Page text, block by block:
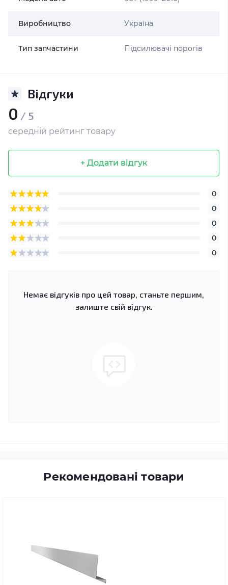
Виробництво Україна
Тип запчастини Підсилювачі порогів
Відгуки
0 / 5
середній рейтинг товару
+ Додати відгук
0
0
0
0
0
Немає відгуків про цей товар, станьте першим,
залиште свій відгук.
Рекомендовані товари